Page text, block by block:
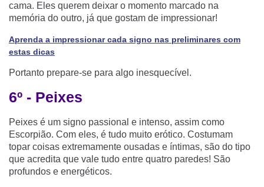
cama. Eles querem deixar o momento marcado na
memória do outro, já que gostam de impressionar!
Aprenda a impressionar cada signo nas preliminares com
estas dicas
Portanto prepare-se para algo inesquecível.
6º - Peixes
Peixes é um signo passional e intenso, assim como
Escorpião. Com eles, é tudo muito erótico. Costumam
topar coisas extremamente ousadas e íntimas, são do tipo
que acredita que vale tudo entre quatro paredes! São
profundos e energéticos.